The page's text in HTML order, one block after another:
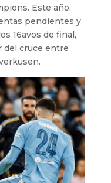
Este año,
pendientes y
16avos de final,
del cruce entre